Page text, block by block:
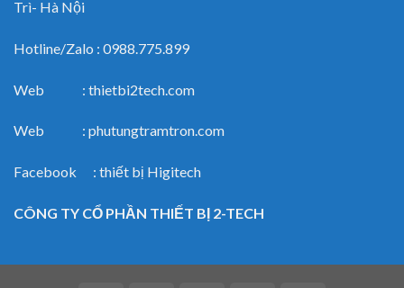
Trì- Hà Nội
Hotline/Zalo : 0988.775.899
Web : thietbi2tech.com
Web : phutungtramtron.com
Facebook : thiết bị Higitech
CÔNG TY CỔ PHẦN THIẾT BỊ 2-TECH